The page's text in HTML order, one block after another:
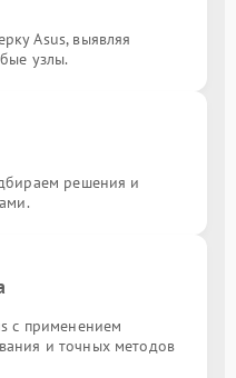
Asus, выявляя
узлы.
решения и
с применением
и точных методов